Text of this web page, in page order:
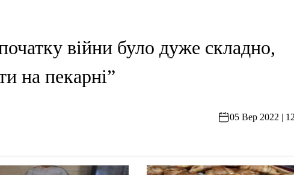
війни було дуже складно,
на пекарні”
05 Вер 2022 |